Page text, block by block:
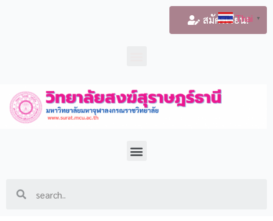
สมัครเรียน!
Thai ▼